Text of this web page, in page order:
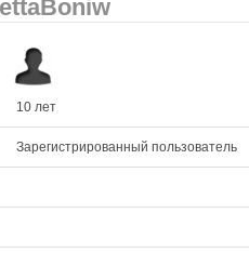
10 лет
Зарегистрированный пользователь